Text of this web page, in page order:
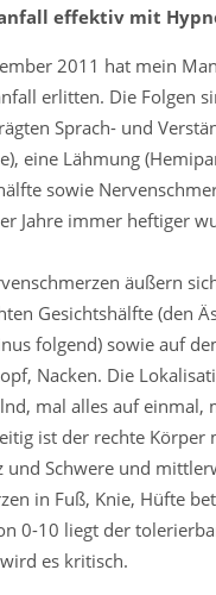
effektiv mit
2011 hat mein
erlitten. Die Folgen
Sprach- und
eine Lähmung
sowie
Jahre immer heftiger
äußern
Gesichtshälfte (den
folgend) sowie auf
Nacken. Die
mal alles auf einmal,
ist der rechte Körper
und Schwere und
in Fuß, Knie, Hüfte
0-10 liegt der
es kritisch.